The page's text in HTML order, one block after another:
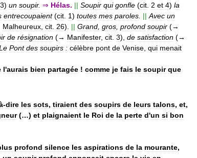
) un soupir. ⇒ Hélas. || Soupir qui gonfle (cit 2 et 4) la
entrecoupaient (cit 1) toutes mes paroles || Avec un
Malheureux cit 26). || Grand gros profond soupir (→
de résignation (→ Manifester, cit 3), de satisfaction (→
Pont des soupirs : célèbre pont de Venise qui menait
l'aurais bien partagée ! comme je fais le soupir que
-dire les sots, tiraient des soupirs de leurs talons, et,
(…) et plaignaient le Roi de la perte d'un si bon
profond silence les aspirations de la mourante,